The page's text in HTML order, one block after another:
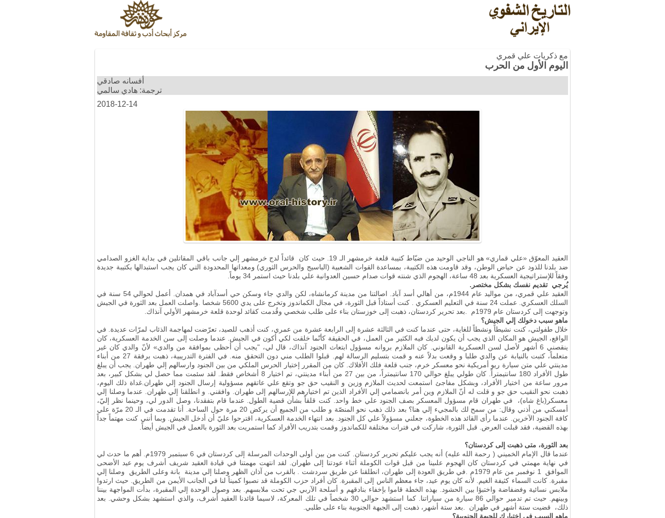
مع ذكريات علي قمري
اليوم الأول من الحرب
أفسانه صادقي
ترجمة: هادي سالمي
2018-12-14
العقيد المعوّق «علي قماري» هو الناجي الوحيد من ضبّاط كتيبة قلعة خرمشهر الـ 19. حيث كان قائداً لدج خرمشهر إلي جانب باقي المقاتلين في بداية الغزو الصدامي
ضد بلدنا للذود عن حياض الوطن، وقد قاومت هذه الكتيبة، بمساعدة القوات الشعبية (الباسيج والحرس الثوري) ومعداتها المحدودة التي كان يجب استبدالها بكتيبة جديدة
وفقاً للإستراتيجية العسكرية بعد 48 ساعة، الهجوم الذي شنته قوات صدام حسين العدوانية علي بلدنا حيث استمر 34 يوماً
يُرجي تقديم نفسك بشكل مختصر.
العقيد علي قمري، من مواليد عام 1944م، من أهالي أسد آباد. اصالتنا من مدينة كرمانشاه، لكن والدي جاء وسكن حي أسدآباد في همدان. أعمل لحوالي 54 سنة في
السلك العسكري. عملت 24 سنة في التعليم العسكري
كنت أستاذاً قبل الثورة، في مجال الكماندوز وتخرج على يدي 5600 شخصا
واصلت العمل بعد الثورة في الجيش
وتوجهت إلى كردستان عام 1979م
بعد تحرير كردستان، ذهبت إلى خوزستان بناء على طلب شخصي وقُدمت كقائد لوحدة قلعة خرمشهر الأولي آنذاك.
ماهو سبب دخولك إلي الجيش؟
خلال طفولتي، كنت نشيطاً ونشطاً للغاية، حتى عندما كنت في الثالثة عشرة إلى الرابعة عشرة من عمري، كنت أذهب للصيد، تعرّضت لمهاجمة الذئاب لمرّات عديدة. في
الواقع، الجيش هو المكان الذي يجب أن يكون لديك فيه الكثير من العمل، في الحقيقة كأنّما خلقت لكي أكون في الجيش
عندما وصلت إلى سن الخدمة العسكرية، كان
ينقصني 6 أشهر لأصل لسن العسكرية القانوني. كان الملازم بروانه مسؤول ابتعاث الجنود آنذاك، قال لي، "يجب أن أحظى بموافقة من والدي» لأنّ والدي كان غير
متعلماً، كتبت بالنيابة عن والدي طلبا و وقعت بدلاً عنه و قمت بتسليم الرسالة لهم. قبلوا الطلب مني دون التحقق منه. في الفترة التدريبية، ذهبت برفقة 27 من أبناء
مدينتي علي متن سيارة ريو أمريكية نحو معسكر خرم، جنب قلعة فلك الأفلاك. كان من المقرر إختيار الحرس الملكي من بين الجنود وارسالهم إلي طهران. يجب أن يبلغ
طول الأفراد 180 سانتيمتراً. كان طولي يبلغ حوالي 170 سانتيمتراً، من بين 27 من أبناء مدينتي، تم اختيار 8 أشخاص فقط. لقد سئمت مما حصل لي بشكل كبير، بعد
مرور ساعة من اختيار الأفراد، وبشكل مفاجئ استمعت لحديث الملازم وزين و النقيب حق جو وتقع علي عاتقهم مسؤولية إرسال الجنود إلي طهران.غداة ذلك اليوم،
ذهبت نحو النقيب حق جو و قلت له أنّ الملازم وين أمر بانضمامي إلي الأفراد الذين تم اختيارهم للإرسالهم إلى طهران. وافقني. و انطلقنا إلي طهران. عندما وصلنا إلي
معسكر(باغ شاه)، في طهران قام مسؤول المعسكر بصف الجنود علي خط واحد. كنت قلقاً بشأن قضية الطول. عندما قام بتفقدنا، وصل الدور لي، وحينما نظر إليّ،
أمسكني من أذني وقال: من سمح لك بالمجيء إلي هنا؟ بعد ذلك ذهب نحو المنصّة و طلب من الجميع أن يركض 20 مرة حول الساحة. أنا تقدمت في الـ 20 مرّة علي
كافة الجنود الآخرين. عندما رأى القائد هذه الخطوة، جعلني مسؤولاً علي كل الجنود
بعد انتهاء الخدمة العسكرية، اقترحوا عليّ أن أدخل الجيش
وبما أنني كنت مهتماً جداً
بهذه القضية، فقد قبلت العرض
قبل الثورة، شاركت في فترات مختلفة للكماندوز وقمت بتدريب الأفراد كما استمريت بعد الثورة بالعمل في الجيش أيضاً.
بعد الثورة، متى ذهبت إلى كردستان؟
عندما قال الإمام الخميني ( رحمة الله عليه) أنه يجب عليكم تحرير كردستان
كنت من بين أولى الوحدات المرسلة إلى كردستان في 6سبتمبر 1979م. أهم ما حدث لي
في نهاية مهمتي في كردستان كان الهجوم علىينا من قبل قوات الكوملة أثناء عودتنا إلى طهران
لقد انتهت مهمتنا في قيادة العقيد شريف أشرف يوم عيد الأضحى
الموافق 1 نوفمبر من عام 1979م
في طريق العودة إلى طهران، انطلقنا عن طريق سردشت
بالقرب من آذان الظهر وصلنا إلي مدينة بانة وعلى الطريق وصلنا إلي
مقبرة. كانت السماء كثيفة الغيم
لأنه كان يوم عيد، جاء معظم الناس إلى المقبرة كان أفراد حزب الكوملة قد نصبوا كميناً لنا في الجانب الأيمن من الطريق. حيث ارتدوا
ملابس نسائية وفضفاضة واختبؤا بين الحشود. بهذه الخطة قاموا بإخفاء بنادقهم و أسلحة الآربي جي تحت ملابسهم. بعد وصول الوحدة إلي المقبرة، بدأت المواجهة بيننا
وبينهم. حيث تم تدمير حوالي 86 سيارة من سياراتنا. كما استشهد حوالي 30 شخصاً في تلك المعركة، لاسيما قائدنا العقيد أشرف، والذي استشهد بشكل وحشي. بعد
ذلك، قضيت ستة أشهر في طهران
بعد ستة أشهر، ذهبت إلى الجبهة الجنوبية بناء على طلبي
ماهو السبب في اختيارك للجبهة الجنوبية؟